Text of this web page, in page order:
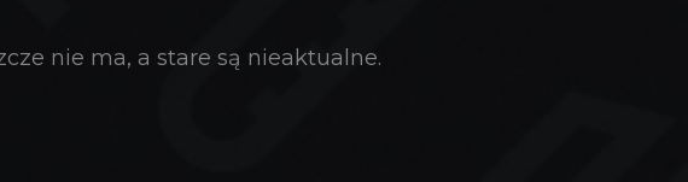
nie ma, a stare są nieaktualne.